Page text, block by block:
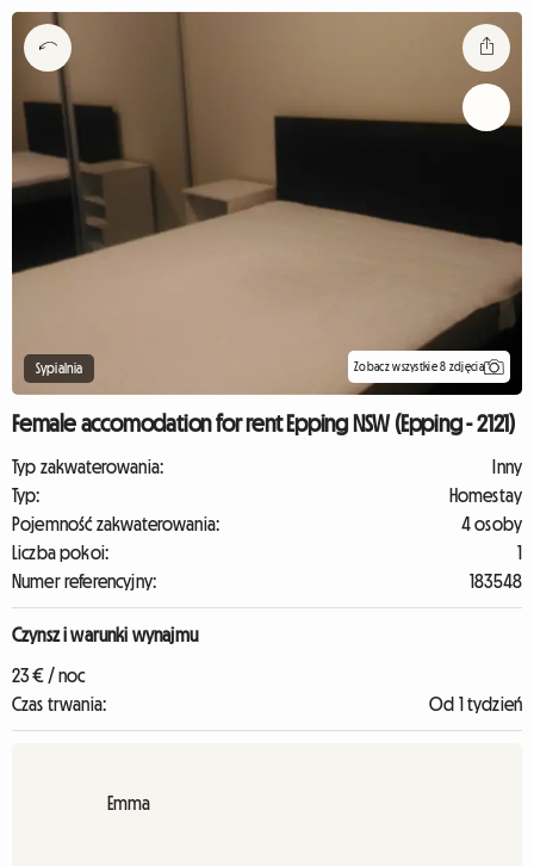
Sypialnia Zobacz wszystkie 8 zdjęcia
Female accomodation for rent Epping NSW (Epping - 2121)
Typ zakwaterowania:
Inny
Typ:
Homestay
Pojemność zakwaterowania:
4 osoby
Liczba pokoi:
1
Numer referencyjny:
183548
Czynsz i warunki wynajmu
23 € / noc
Czas trwania:
Od 1 tydzień
Emma